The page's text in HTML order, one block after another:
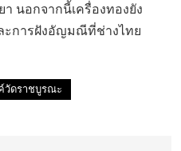
นอกจากนี้เครื่องทองยัง
ะการฝังอัญมณีที่ช่างไทย
วัดราชบูรณะ